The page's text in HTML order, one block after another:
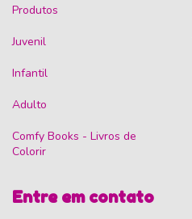
Produtos
Juvenil
Infantil
Adulto
Comfy Books - Livros de
Colorir
Entre em contato